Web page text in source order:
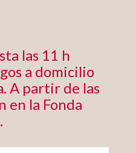
las 11 h
a domicilio
A partir de las
en la Fonda